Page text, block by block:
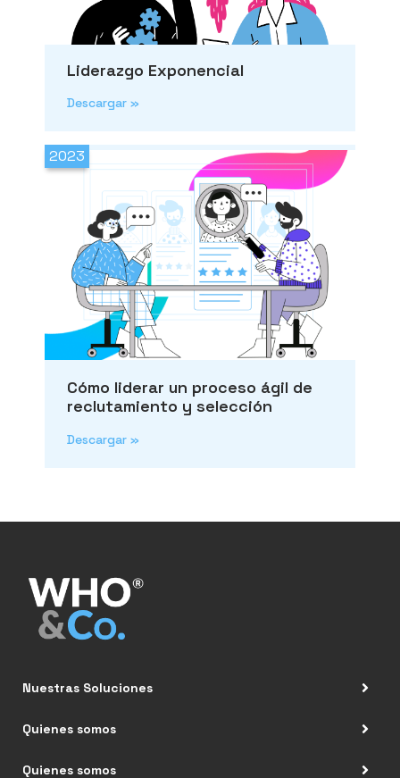
Liderazgo Exponencial
Descargar »
2023
Cómo liderar un proceso ágil de
reclutamiento y selección
Descargar »
Nuestras Soluciones
Quienes somos
Quienes somos